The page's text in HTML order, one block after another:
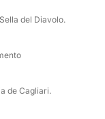
todos os
da região
sua
del Diavolo.
de Cagliari.